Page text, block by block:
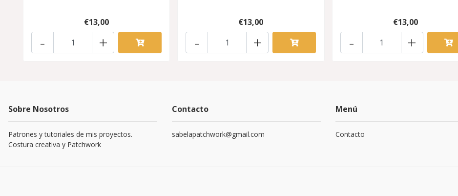
€13,00
+
-
€13,00
+
-
€13,00
+
-
Sobre Nosotros
Patrones y tutoriales de mis proyectos.
Costura creativa y Patchwork
Contacto
sabelapatchwork@gmail.com
Menú
Contacto